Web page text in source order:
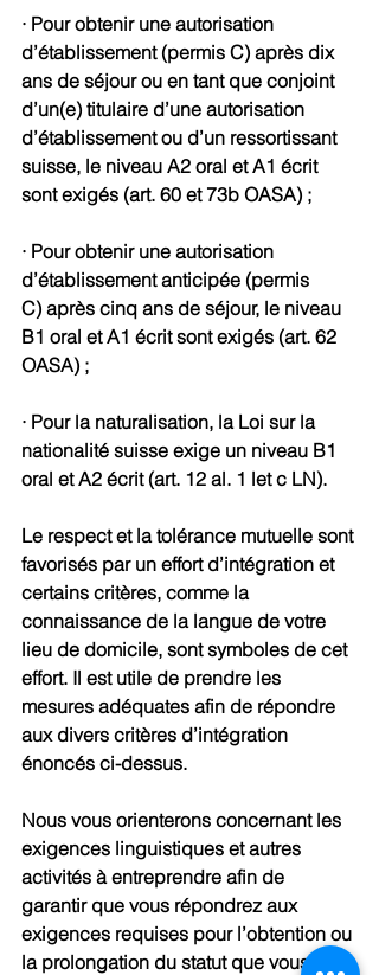
· Pour obtenir une autorisation
d’établissement (permis C) après dix
ans de séjour ou en tant que conjoint
d’un(e) titulaire d’une autorisation
d’établissement ou d’un ressortissant
suisse, le niveau A2 oral et A1 écrit
sont exigés (art. 60 et 73b OASA) ;
· Pour obtenir une autorisation
d’établissement anticipée (permis
C) après cinq ans de séjour, le niveau
B1 oral et A1 écrit sont exigés (art. 62
OASA) ;
· Pour la naturalisation, la Loi sur la
nationalité suisse exige un niveau B1
oral et A2 écrit (art. 12 al. 1 let c LN).
Le respect et la tolérance mutuelle sont
favorisés par un effort d’intégration et
certains critères, comme la
connaissance de la langue de votre
lieu de domicile, sont symboles de cet
effort. Il est utile de prendre les
mesures adéquates afin de répondre
aux divers critères d’intégration
énoncés ci-dessus.
Nous vous orienterons concernant les
exigences linguistiques et autres
activités à entreprendre afin de
garantir que vous répondrez aux
exigences requises pour l’obtention ou
la prolongation du statut que vous